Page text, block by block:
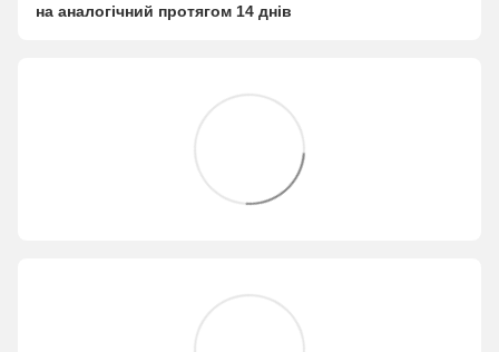
на аналогічний протягом 14 днів